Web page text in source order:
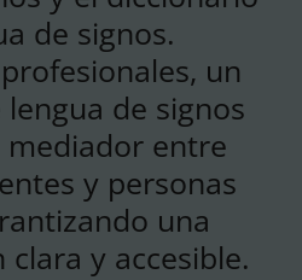
de signos.
un
de signos
entre
y personas
una
y accesible.